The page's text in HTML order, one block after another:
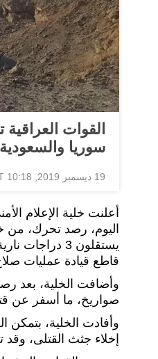
القوات
سوريا والسعودية
19 ديسمبر 2019, 10:18 GMT
أعلنت خلية الإعلام
يستقلون 3
قاطع قيادة عمليات
وأضافت الخلية، بعد
صواريخ، ما أسفر عن
وأفادت الخلية،
إخلاء جثث القتلى، وقد تمت